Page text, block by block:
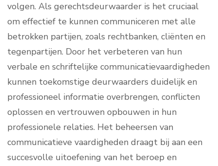
volgen. Als gerechtsdeurwaarder is het cruciaal
om effectief te kunnen communiceren met alle
betrokken partijen, zoals rechtbanken, cliënten en
tegenpartijen. Door het verbeteren van hun
verbale en schriftelijke communicatievaardigheden
kunnen toekomstige deurwaarders duidelijk en
professioneel informatie overbrengen, conflicten
oplossen en vertrouwen opbouwen in hun
professionele relaties. Het beheersen van
communicatieve vaardigheden draagt bij aan een
succesvolle uitoefening van het beroep en